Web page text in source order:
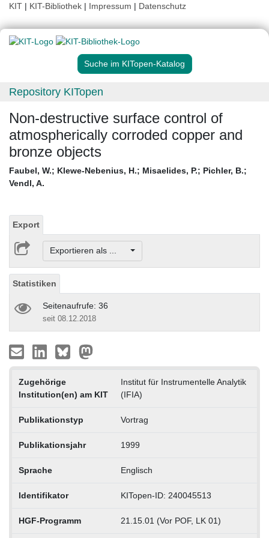
KIT | KIT-Bibliothek | Impressum | Datenschutz
Suche im KITopen-Katalog
Repository KITopen
Non-destructive surface control of
atmospherically corroded copper and
bronze objects
Faubel, W.; Klewe-Nebenius, H.; Misaelides, P.; Pichler, B.;
Vendl, A.
Export
Exportieren als ...
Statistiken
Seitenaufrufe: 36
seit 08.12.2018
Zugehörige
Institution(en) am KIT
Institut für Instrumentelle Analytik
(IFIA)
Publikationstyp Vortrag
Publikationsjahr 1999
Sprache Englisch
Identifikator KITopen-ID: 240045513
HGF-Programm 21.15.01 (Vor POF, LK 01)